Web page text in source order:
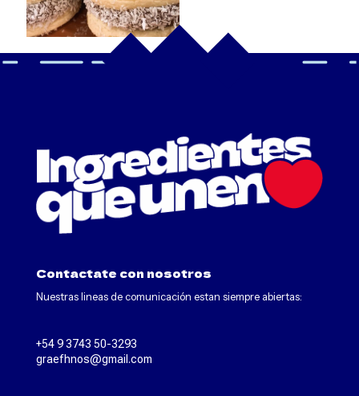
Contactate con nosotros
Nuestras lineas de comunicación estan siempre abiertas:
+54 9 3743 50-3293
graefhnos@gmail.com